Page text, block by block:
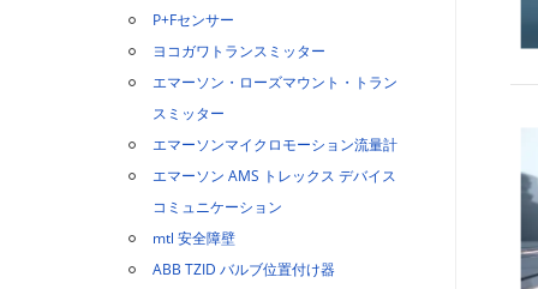
P+Fセンサー
ヨコガワトランスミッター
エマーソン・ローズマウント・トラン
スミッター
エマーソンマイクロモーション流量計
エマーソン AMS トレックス デバイス
コミュニケーション
mtl 安全障壁
ABB TZID バルブ位置付け器